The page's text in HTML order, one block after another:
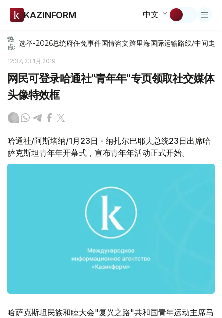
KAZINFORM 中文
热
点: 选举-2026总统府任免事件国情咨文跨里海国际运输路线/中间走廊
12:37, 23 1月 2019
网民可登录哈通社"青年年"专页领取社交媒体
头像特效框
哈通社/阿斯塔纳/1月23日 - 纳扎尔巴耶夫总统23日出席哈
萨克斯坦青年年开幕式，宣布青年年活动正式开始。
哈萨克斯坦民族和睦大会"复兴之路"共和国青年运动主席马